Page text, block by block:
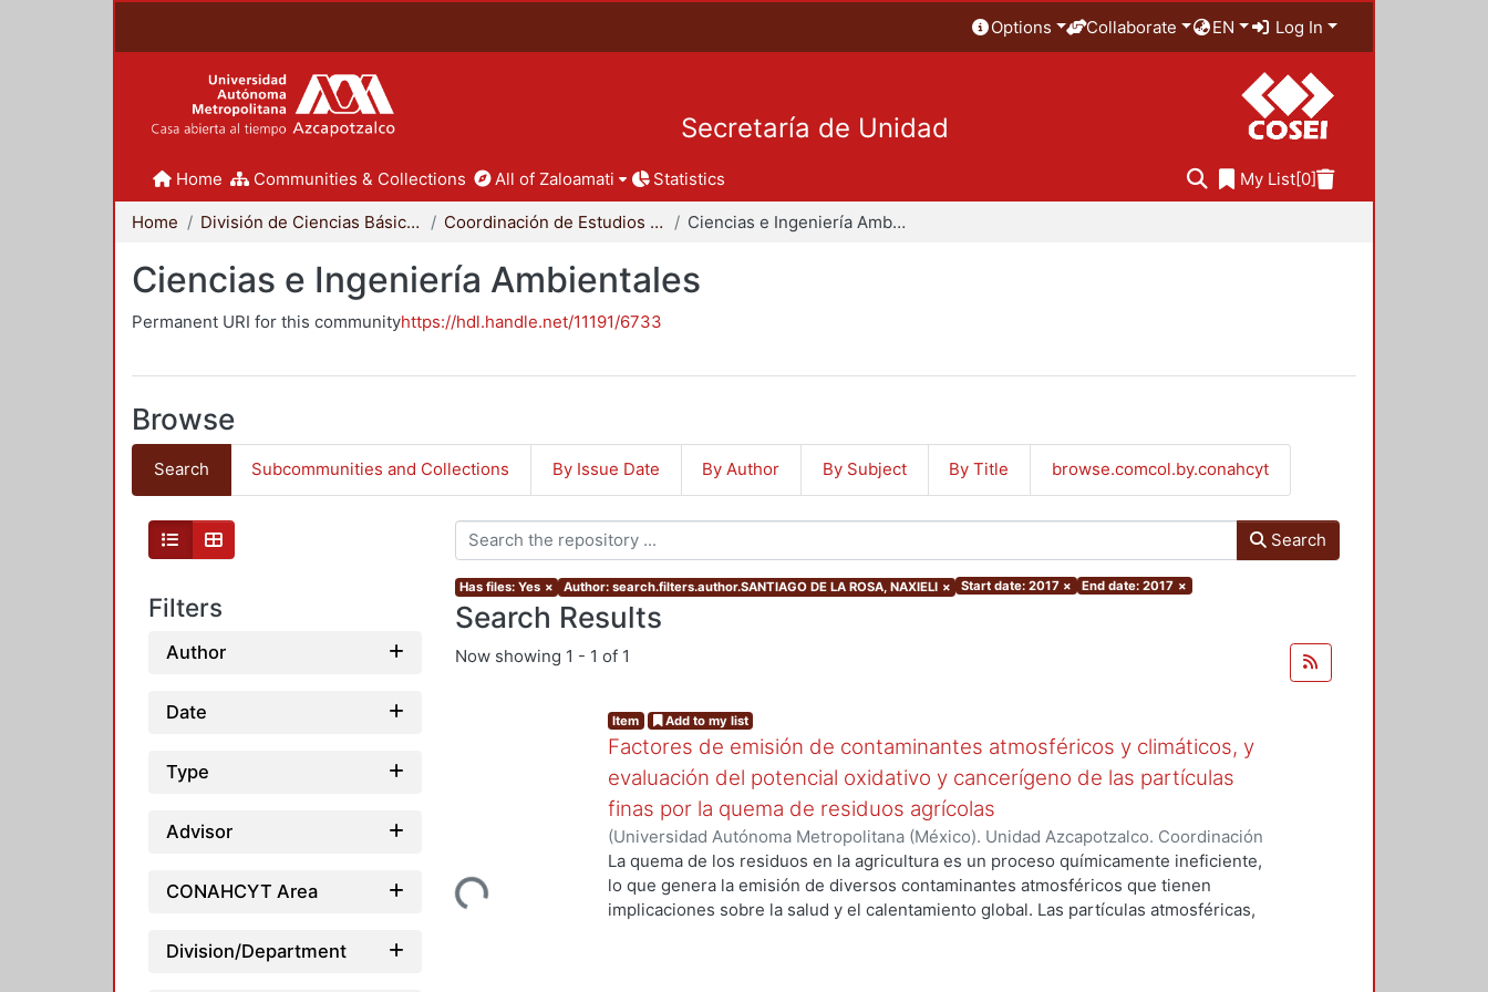
Options Collaborate EN Log In
Secretaría de Unidad
Home Communities & Collections All of Zaloamati Statistics My List[0]
Home División de Ciencias Básicas e Ingeniería Coordinación de Estudios de Posgrado - CBI Ciencias e Ingeniería Ambientales
Ciencias e Ingeniería Ambientales
Permanent URI for this communityhttps://hdl.handle.net/11191/6733
Browse
Search Subcommunities and Collections By Issue Date By Author By Subject By Title browse.comcol.by.conahcyt
Filters
Author
Date
Type
Advisor
CONAHCYT Area
Division/Department
Search
Has files: Yes × Author: search.filters.author.SANTIAGO DE LA ROSA, NAXIELI × Start date: 2017 × End date: 2017 ×
Search Results
Now showing 1 - 1 of 1
Loading...
Item Add to my list
Factores de emisión de contaminantes atmosféricos y climáticos, y
evaluación del potencial oxidativo y cancerígeno de las partículas
finas por la quema de residuos agrícolas
(Universidad Autónoma Metropolitana (México). Unidad Azcapotzalco. Coordinación
de Servicios de Información.,2017)SANTIAGO DE LA ROSA, NAXIELI
La quema de los residuos en la agricultura es un proceso químicamente ineficiente,
lo que genera la emisión de diversos contaminantes atmosféricos que tienen
implicaciones sobre la salud y el calentamiento global. Las partículas atmosféricas,